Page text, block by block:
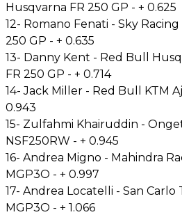
Husqvarna FR 250 GP - + 0.625
12- Romano Fenati - Sky Racing
250 GP - + 0.635
13- Danny Kent - Red Bull
FR 250 GP - + 0.714
14- Jack Miller - Red Bull KTM
0.943
15- Zulfahmi Khairuddin -
NSF250RW - + 0.945
16- Andrea Migno - Mahindra
MGP3O - + 0.997
17- Andrea Locatelli - San Carlo
MGP3O - + 1.066